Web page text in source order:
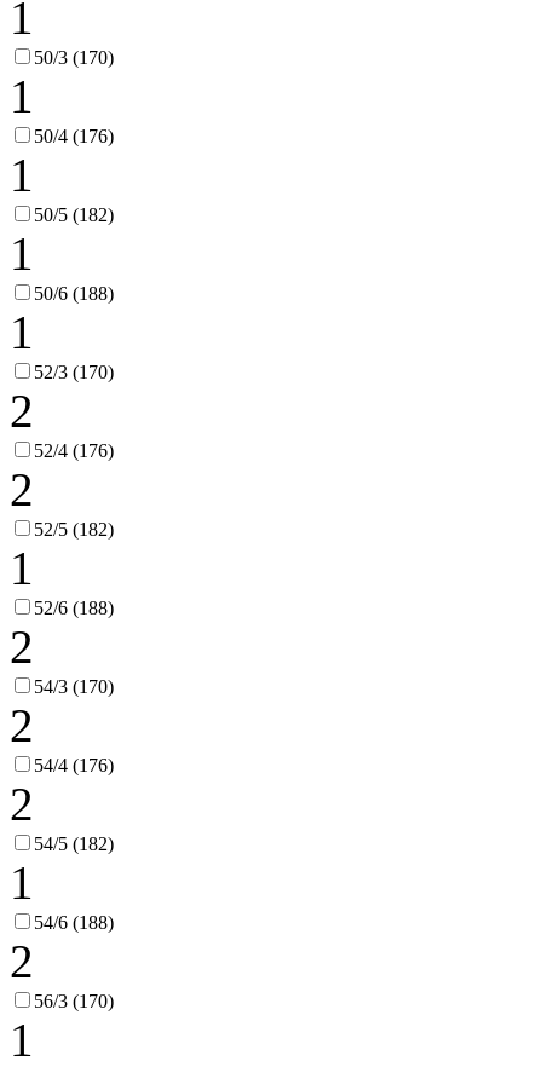
1
50/3 (170)
1
50/4 (176)
1
50/5 (182)
1
50/6 (188)
1
52/3 (170)
2
52/4 (176)
2
52/5 (182)
1
52/6 (188)
2
54/3 (170)
2
54/4 (176)
2
54/5 (182)
1
54/6 (188)
2
56/3 (170)
1